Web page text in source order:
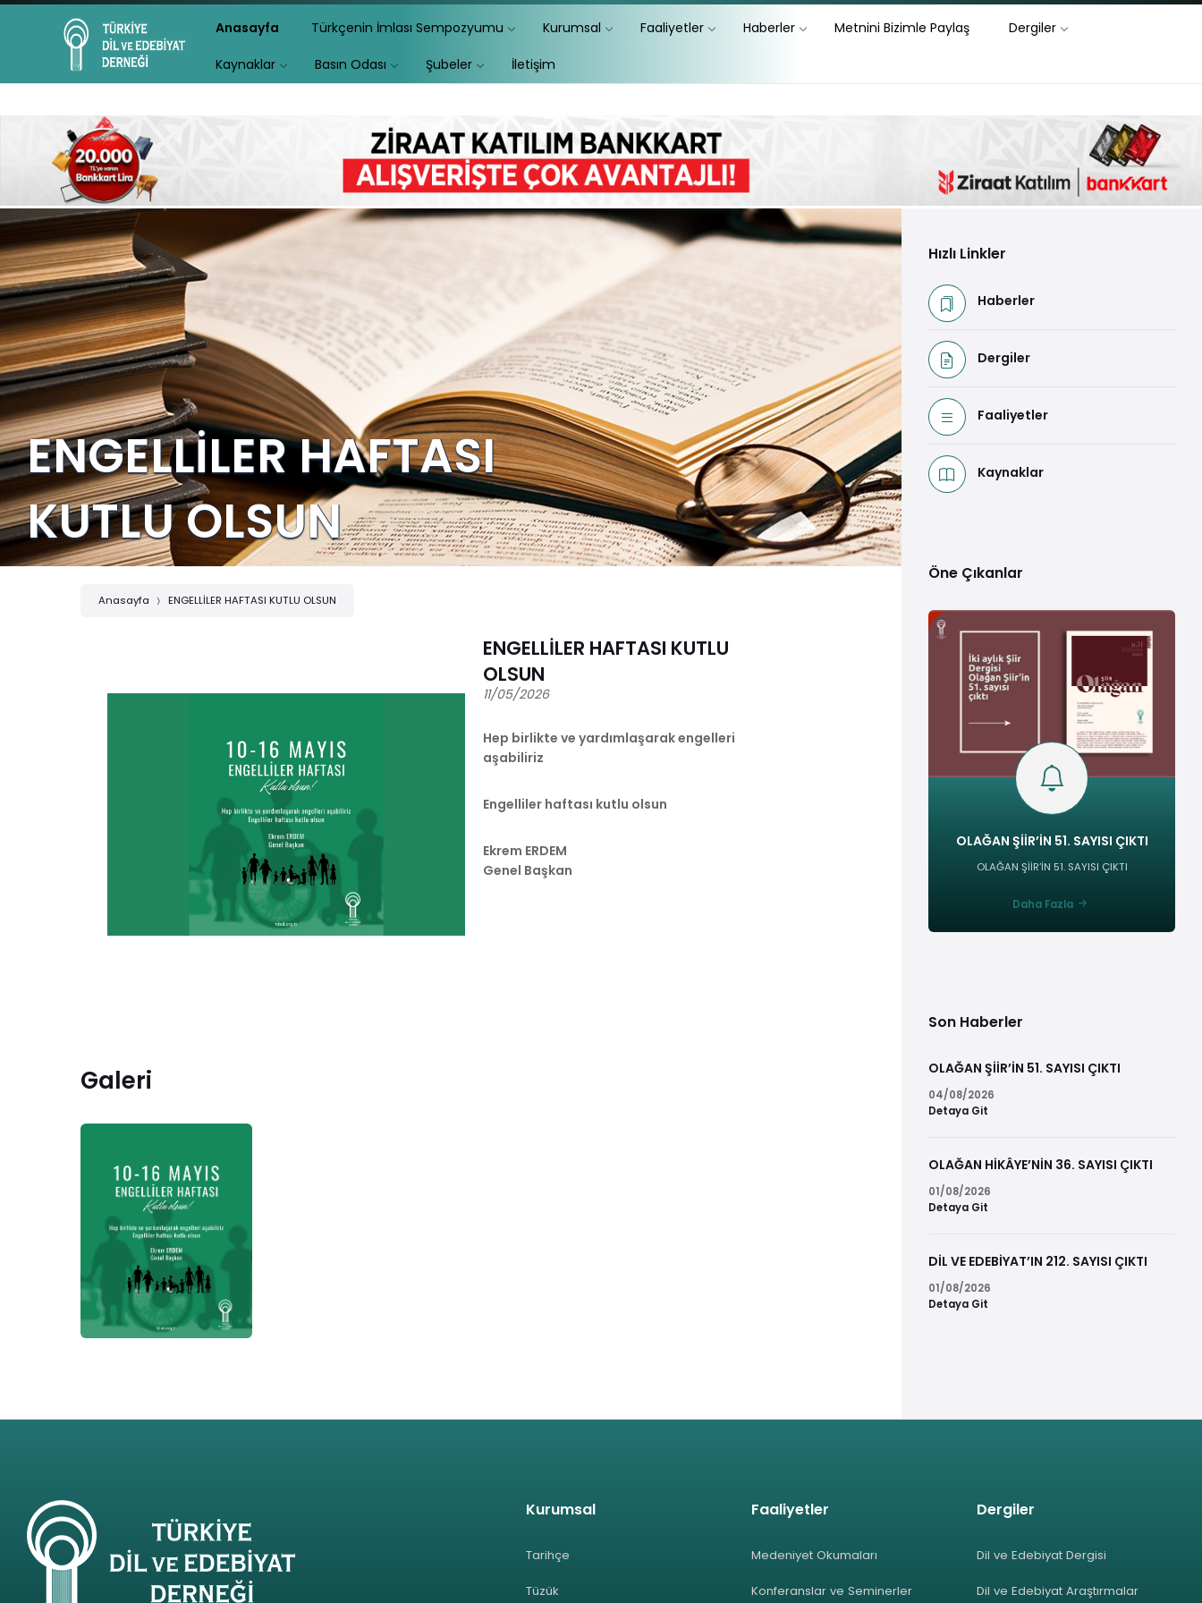
Anasayfa Türkçenin İmlası Sempozyumu Kurumsal Faaliyetler Haberler Metnini Bizimle Paylaş Dergiler
Kaynaklar Basın Odası Şubeler İletişim
ENGELLİLER HAFTASI
KUTLU OLSUN
Anasayfa ENGELLİLER HAFTASI KUTLU OLSUN
ENGELLİLER HAFTASI KUTLU
OLSUN
11/05/2026
Hep birlikte ve yardımlaşarak engelleri
aşabiliriz
Engelliler haftası kutlu olsun
Ekrem ERDEM
Genel Başkan
Galeri
Hızlı Linkler
Haberler
Dergiler
Faaliyetler
Kaynaklar
Öne Çıkanlar
OLAĞAN ŞİİR’İN 51. SAYISI ÇIKTI
OLAĞAN ŞİİR’İN 51. SAYISI ÇIKTI
Daha Fazla
Son Haberler
OLAĞAN ŞİİR’İN 51. SAYISI ÇIKTI
04/08/2026
Detaya Git
OLAĞAN HİKÂYE’NİN 36. SAYISI ÇIKTI
01/08/2026
Detaya Git
DİL VE EDEBİYAT’IN 212. SAYISI ÇIKTI
01/08/2026
Detaya Git
Kurumsal
Tarihçe
Tüzük
Faaliyetler
Medeniyet Okumaları
Konferanslar ve Seminerler
Dergiler
Dil ve Edebiyat Dergisi
Dil ve Edebiyat Araştırmalar